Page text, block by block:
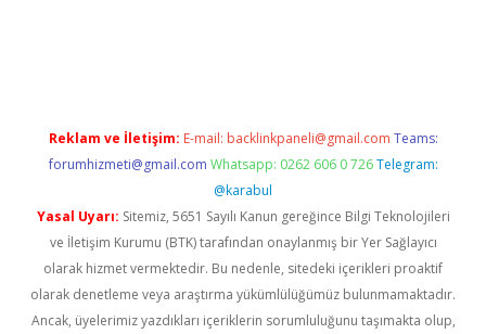
Reklam ve İletişim: E-mail: backlinkpaneli@gmail.com Teams:
forumhizmeti@gmail.com Whatsapp: 0262 606 0 726 Telegram:
@karabul
Yasal Uyarı: Sitemiz, 5651 Sayılı Kanun gereğince Bilgi Teknolojileri
ve İletişim Kurumu (BTK) tarafından onaylanmış bir Yer Sağlayıcı
olarak hizmet vermektedir. Bu nedenle, sitedeki içerikleri proaktif
olarak denetleme veya araştırma yükümlülüğümüz bulunmamaktadır.
Ancak, üyelerimiz yazdıkları içeriklerin sorumluluğunu taşımakta olup,